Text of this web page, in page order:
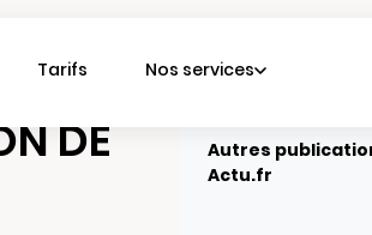
Tarifs Nos services
DE
Autres
Actu.fr